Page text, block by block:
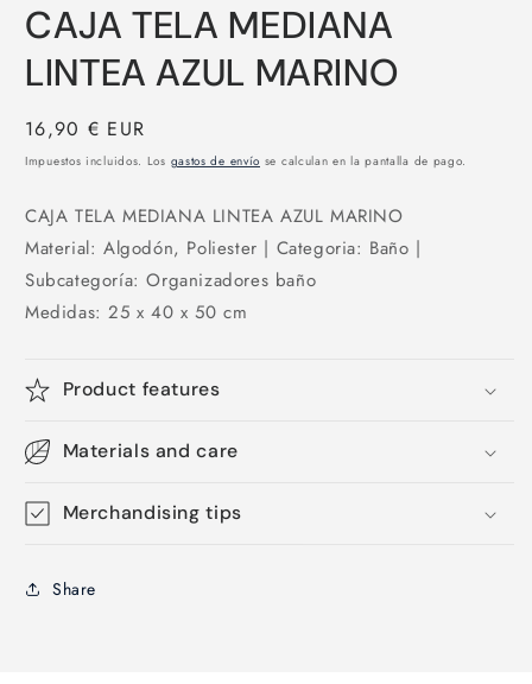
multimedia
1
en
ventana
CAJA TELA MEDIANA
LINTEA AZUL MARINO
Precio
habitual
16,90 € EUR
Impuestos incluidos. Los gastos de envío se calculan en la pantalla de pago.
CAJA TELA MEDIANA LINTEA AZUL MARINO
Material: Algodón, Poliester | Categoria: Baño |
Subcategoría: Organizadores baño
Medidas: 25 x 40 x 50 cm
Product features
Materials and care
Merchandising tips
Share